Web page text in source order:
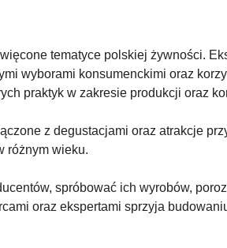
tematyce polskiej żywności.
wyborami konsumenckimi oraz
praktyk w zakresie produkcji oraz
z degustacjami oraz atrakcje
różnym wieku.
spróbować ich wyrobów,
oraz ekspertami sprzyja